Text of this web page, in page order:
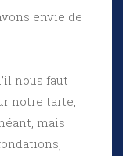
envie de
nous faut
notre tarte,
mais